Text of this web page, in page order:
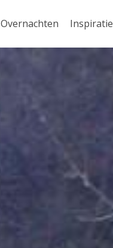
Overnachten Inspiratie